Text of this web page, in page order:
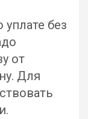
уплате без
от
Для